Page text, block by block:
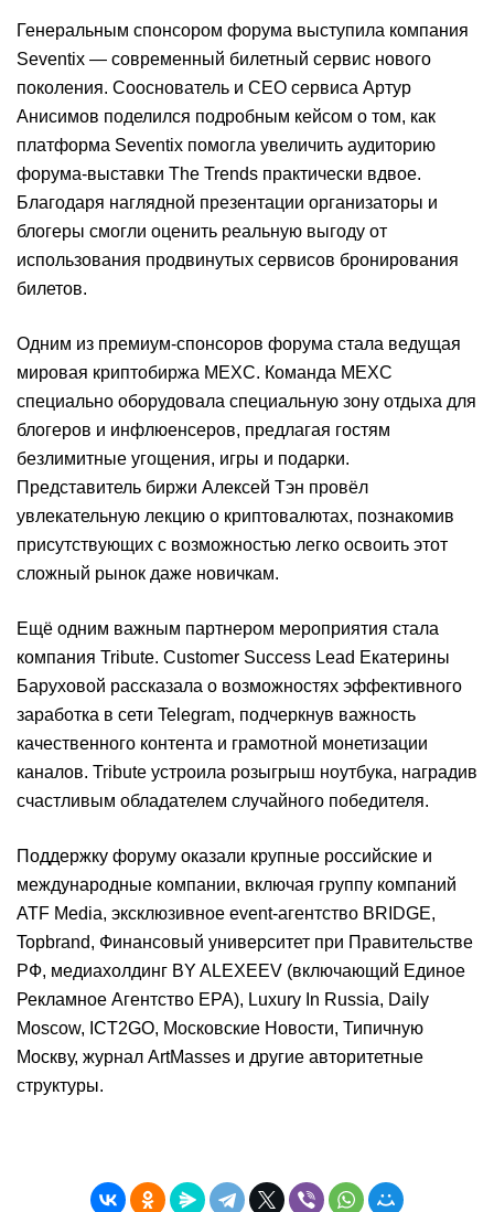
Генеральным спонсором форума выступила компания
Seventix — современный билетный сервис нового
поколения. Сооснователь и СЕО сервиса Артур
Анисимов поделился подробным кейсом о том, как
платформа Seventix помогла увеличить аудиторию
форума-выставки The Trends практически вдвое.
Благодаря наглядной презентации организаторы и
блогеры смогли оценить реальную выгоду от
использования продвинутых сервисов бронирования
билетов.
Одним из премиум-спонсоров форума стала ведущая
мировая криптобиржа MEXC. Команда MEXC
специально оборудовала специальную зону отдыха для
блогеров и инфлюенсеров, предлагая гостям
безлимитные угощения, игры и подарки.
Представитель биржи Алексей Тэн провёл
увлекательную лекцию о криптовалютах, познакомив
присутствующих с возможностью легко освоить этот
сложный рынок даже новичкам.
Ещё одним важным партнером мероприятия стала
компания Tribute. Customer Success Lead Екатерины
Баруховой рассказала о возможностях эффективного
заработка в сети Telegram, подчеркнув важность
качественного контента и грамотной монетизации
каналов. Tribute устроила розыгрыш ноутбука, наградив
счастливым обладателем случайного победителя.
Поддержку форуму оказали крупные российские и
международные компании, включая группу компаний
ATF Media, эксклюзивное event-агентство BRIDGE,
Topbrand, Финансовый университет при Правительстве
РФ, медиахолдинг BY ALEXEEV (включающий Единое
Рекламное Агентство ЕРА), Luxury In Russia, Daily
Moscow, ICT2GO, Московские Новости, Типичную
Москву, журнал ArtMasses и другие авторитетные
структуры.